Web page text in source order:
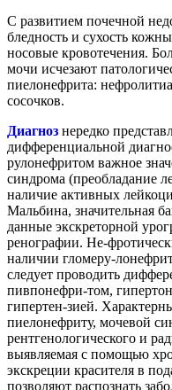
С развитием почечной
бледность и сухость
носовые кровотечения.
мочи исчезают
пиелонефрита:
сосочков.
Диагноз нередко
дифференциальной
рулонефритом важное
синдрома (преобладание
наличие активных
Мальбина, значительная
данные экскреторной
ренографии. Не-
наличии гломеру-
следует проводить
пивпонефри-том,
гипертен-зией.
пиелонефриту, мочевой
рентгенологического и
выявляемая с помощью
экскреции красителя в
позволяют распознать